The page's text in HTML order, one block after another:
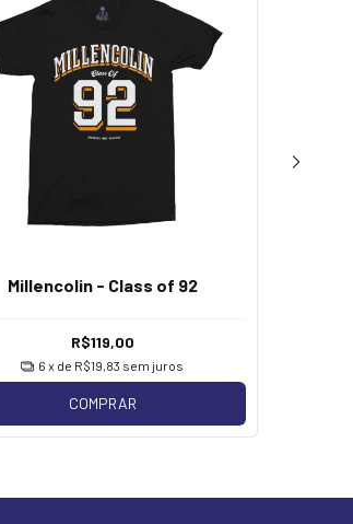
Millencolin - Class of 92
R$119,00
6 x de R$19,83 sem juros
COMPRAR